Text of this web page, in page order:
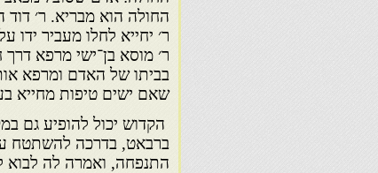
החולה הוא מבריא. ר׳
ר׳ יחייא לחלו מעביר ידו
ר׳ מוסא בן־ישי מרפא
בביתו של האדם ומרפא
שאם ישים טיפות מחייא
הקדוש יכול להופיע גם
ברבאט, בדרכה להשתטח
התנפחה, ואמרה לה לבוא